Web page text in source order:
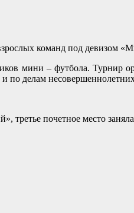
команд под девизом
мини – футбола. Турнир
по делам
третье почетное место